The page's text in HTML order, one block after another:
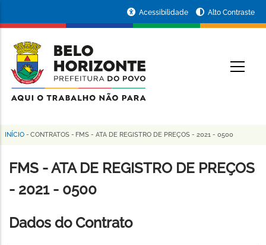
conteúdo
principal
da
Prefeitura
de
Horizonte
Acessibilidade Alto Contraste
Trilha
de
navegação
INÍCIO - CONTRATOS - FMS - ATA DE REGISTRO DE PREÇOS - 2021 - 0500
FMS - ATA DE REGISTRO DE PREÇOS
- 2021 - 0500
Dados do Contrato